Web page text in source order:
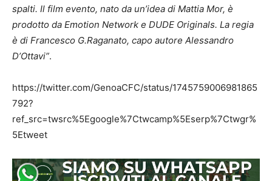
spalti. Il film evento, nato da un’idea di Mattia Mor, è
prodotto da Emotion Network e DUDE Originals. La regia
è di Francesco G.Raganato, capo autore Alessandro
D’Ottavi”.
https://twitter.com/GenoaCFC/status/1745759006981865
792?
ref_src=twsrc%5Egoogle%7Ctwcamp%5Eserp%7Ctwgr%
5Etweet